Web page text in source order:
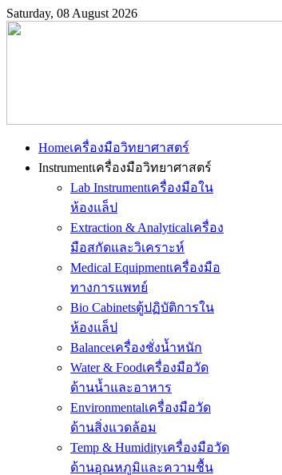
Saturday, 08 August 2026
Homeเครื่องมือวิทยาศาสตร์
Instrumentเครื่องมือวิทยาศาสตร์
Lab Instrumentเครื่องมือใน
ห้องแล็ป
Extraction & Analyticalเครื่อง
มือสกัดและวิเคราะห์
Medical Equipmentเครื่องมือ
ทางการแพทย์
Bio Cabinetsตู้ปฏิบัติการใน
ห้องแล็ป
Balanceเครื่องชั่งน้ำหนัก
Water & Foodเครื่องมือวัด
ด้านน้ำและอาหาร
Environmentalเครื่องมือวัด
ด้านสิ่งแวดล้อม
Temp & Humidityเครื่องมือวัด
ด้านอุณหภูมิและความชื้น